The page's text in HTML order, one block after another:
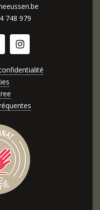
748 979